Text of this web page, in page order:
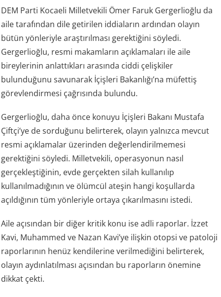
DEM Parti Kocaeli Milletvekili Ömer Faruk Gergerlioğlu da
aile tarafından dile getirilen iddiaların ardından olayın
bütün yönleriyle araştırılması gerektiğini söyledi.
Gergerlioğlu, resmi makamların açıklamaları ile aile
bireylerinin anlattıkları arasında ciddi çelişkiler
bulunduğunu savunarak İçişleri Bakanlığı’na müfettiş
görevlendirmesi çağrısında bulundu.
Gergerlioğlu, daha önce konuyu İçişleri Bakanı Mustafa
Çiftçi’ye de sorduğunu belirterek, olayın yalnızca mevcut
resmi açıklamalar üzerinden değerlendirilmemesi
gerektiğini söyledi. Milletvekili, operasyonun nasıl
gerçekleştiğinin, evde gerçekten silah kullanılıp
kullanılmadığının ve ölümcül ateşin hangi koşullarda
açıldığının tüm yönleriyle ortaya çıkarılmasını istedi.
Aile açısından bir diğer kritik konu ise adli raporlar. İzzet
Kavi, Muhammed ve Nazan Kavi’ye ilişkin otopsi ve patoloji
raporlarının henüz kendilerine verilmediğini belirterek,
olayın aydınlatılması açısından bu raporların önemine
dikkat çekti.